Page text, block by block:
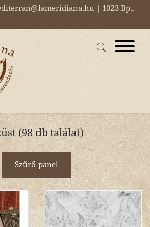
| 1023 Bp.,
(98 db találat)
Szűrő panel